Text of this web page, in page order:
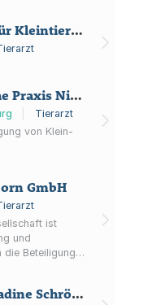
und Hilfe in
Fachtierärztin für Kleintiere Dr. med. vet. Roswitha van Haaren
Haustierärztliche Praxis Niederhofer Unternehmensgesellschaft (haftungsbeschränkt)
Tierarzt
von Klein-
GmbH
ist
und
die Beteiligung
Dr. med. vet. Nadine Schröder Kleintierpraxis